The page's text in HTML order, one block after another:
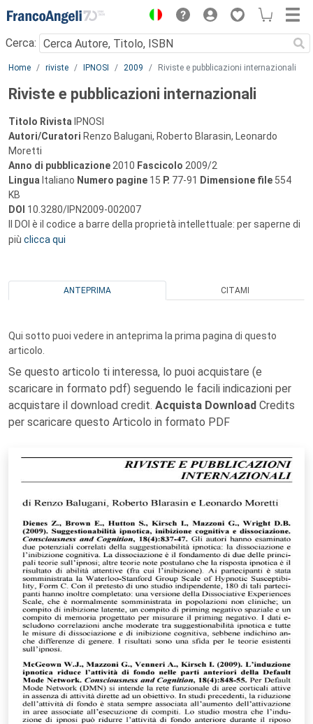
Menu
Cerca:
Main content
Home riviste IPNOSI 2009 Riviste e pubblicazioni internazionali
Riviste e pubblicazioni internazionali
Titolo Rivista IPNOSI
Autori/Curatori Renzo Balugani, Roberto Blarasin, Leonardo
Moretti
Anno di pubblicazione 2010 Fascicolo 2009/2
Lingua Italiano Numero pagine 15 P. 77-91 Dimensione file 554
KB
DOI 10.3280/IPN2009-002007
Il DOI è il codice a barre della proprietà intellettuale: per saperne di
più clicca qui
ANTEPRIMA CITAMI
Qui sotto puoi vedere in anteprima la prima pagina di questo
articolo.
Se questo articolo ti interessa, lo puoi acquistare (e
scaricare in formato pdf) seguendo le facili indicazioni per
acquistare il download credit. Acquista Download Credits
per scaricare questo Articolo in formato PDF